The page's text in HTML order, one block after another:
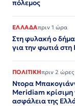
πόλεμος
ΕΛΛΑΔΑπριν 1 ώρα
Στη φυλακή ο
για την φωτιά στη
ΠΟΛΙΤΙΚΗπριν 2 ώρες
Ντορα
Meridiam κρίσιμη
ασφάλεια της